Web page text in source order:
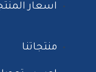
اسعار
منتجاتنا